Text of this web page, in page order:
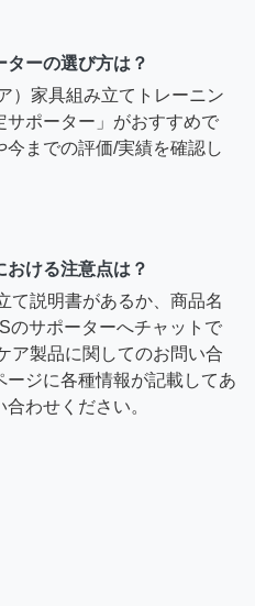
ーの選び方は？
）家具組み立てトレーニン
サポーター」がおすすめで
までの評価/実績を確認し
ける注意点は？
て説明書があるか、商品名
のサポーターへチャットで
ア製品に関してのお問い合
ジに各種情報が記載してあ
わせください。